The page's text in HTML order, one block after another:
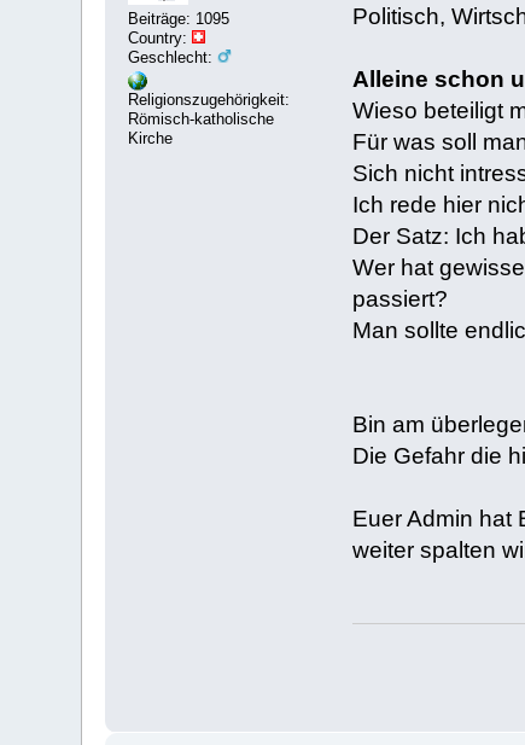
Beiträge: 1095
Country:
Geschlecht:
Religionszugehörigkeit:
Römisch-katholische
Kirche
Politisch,
Alleine schon
Wieso beteiligt
Für was soll
Sich nicht
Ich rede hier
Der Satz: Ich
Wer hat
passiert?
Man sollte
Bin am
Die Gefahr die
Euer Admin hat
weiter spalten